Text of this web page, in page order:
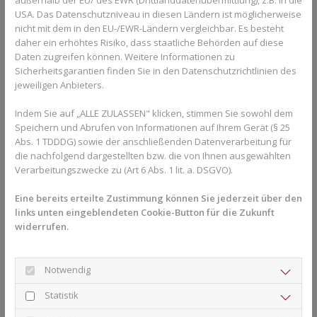
Wie erkennt man, dass ein Wechsel
ansteht?
kannst du folgende Hinweise beachten:
Der Aligner sitzt locker und hat keinen festen Halt mehr
Es treten keine spürbaren Druckgefühle mehr auf
Die Zähne stehen nahezu deckungsgleich zum Modell
Der nächste Schienensatz ist bereits bereitgestellt
helfen dabei, den optimalen Zeitpunkt für den nächsten Wechsel
zu bestimmen.
USA. Das Datenschutzniveau in diesen Ländern ist möglicherweise
nicht mit dem in den EU-/EWR-Ländern vergleichbar. Es besteht
daher ein erhöhtes Risiko, dass staatliche Behörden auf diese
Daten zugreifen können. Weitere Informationen zu
Sicherheitsgarantien finden Sie in den Datenschutzrichtlinien des
jeweiligen Anbieters.
Indem Sie auf „ALLE ZULASSEN" klicken, stimmen Sie sowohl dem
Speichern und Abrufen von Informationen auf Ihrem Gerät (§ 25
Abs. 1 TDDDG) sowie der anschließenden Datenverarbeitung für
die nachfolgend dargestellten bzw. die von Ihnen ausgewählten
Verarbeitungszwecke zu (Art 6 Abs. 1 lit. a. DSGVO).
Eine bereits erteilte Zustimmung können Sie jederzeit über den
links unten eingeblendeten Cookie-Button für die Zukunft
widerrufen.
Notwendig
Statistik